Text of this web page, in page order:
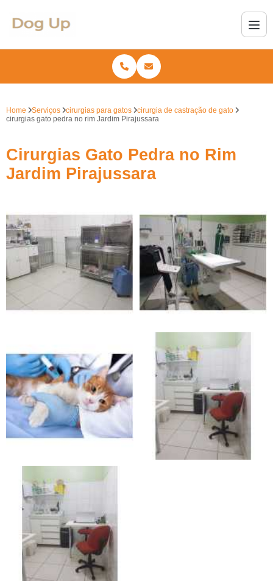
Home Serviços cirurgias para gatos
cirurgia de castração de gato
cirurgias gato pedra no rim Jardim Pirajussara
Cirurgias Gato Pedra no Rim
Jardim Pirajussara